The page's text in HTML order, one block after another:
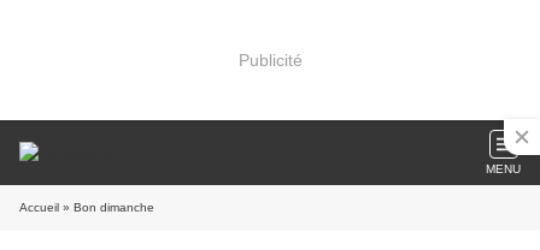
Publicité
MENU
Accueil » Bon dimanche